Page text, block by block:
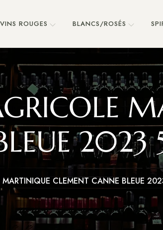
VINS ROUGES BLANCS/ROSÉS
MARTINIQUE CLEMENT CANNE BLEUE